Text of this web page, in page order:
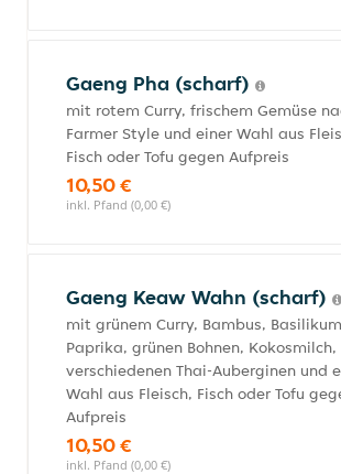
Gaeng Pha (scharf)
mit rotem Curry, frischem Gemüse
Farmer Style und einer Wahl aus
Fisch oder Tofu gegen Aufpreis
10,50 €
inkl. Pfand (0,00 €)
Gaeng Keaw Wahn (scharf)
mit grünem Curry, Bambus,
Paprika, grünen Bohnen, Kokosmilch,
verschiedenen Thai-Auberginen und
Wahl aus Fleisch, Fisch oder Tofu
Aufpreis
10,50 €
inkl. Pfand (0,00 €)